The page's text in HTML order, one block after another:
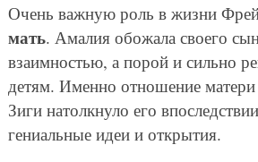
Очень важную роль в жизни
мать. Амалия обожала своего
взаимностью, а порой и сильно
детям. Именно отношение
Зиги натолкнуло его
гениальные идеи и открытия.